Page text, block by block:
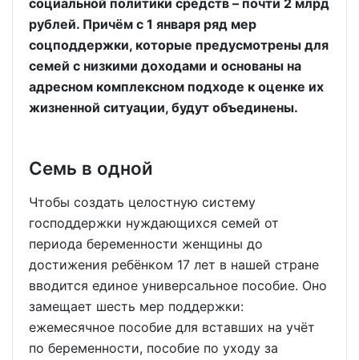
социальной политики средств – почти 2 млрд
рублей. Причём с 1 января ряд мер
соцподдержки, которые предусмотрены для
семей с низкими доходами и основаны на
адресном комплексном подходе к оценке их
жизненной ситуации, будут объединены.
Семь в одной
Чтобы создать целостную систему
господдержки нуждающихся семей от
периода беременности женщины до
достижения ребёнком 17 лет в нашей стране
вводится единое универсальное пособие. Оно
замещает шесть мер поддержки:
ежемесячное пособие для вставших на учёт
по беременности, пособие по уходу за